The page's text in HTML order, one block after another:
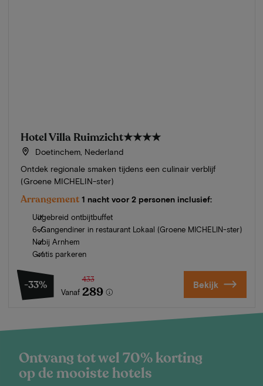
Hotel Villa Ruimzicht★★★★
Doetinchem, Nederland
Ontdek regionale smaken tijdens een culinair verblijf
(Groene MICHELIN-ster)
Arrangement 1 nacht voor 2 personen inclusief:
Uitgebreid ontbijtbuffet
6-Gangendiner in restaurant Lokaal (Groene MICHELIN-ster)
Nabij Arnhem
Gratis parkeren
-33%
Vanaf
433
289 Bekijk
Ontvang tot wel 70% korting
op de mooiste hotels